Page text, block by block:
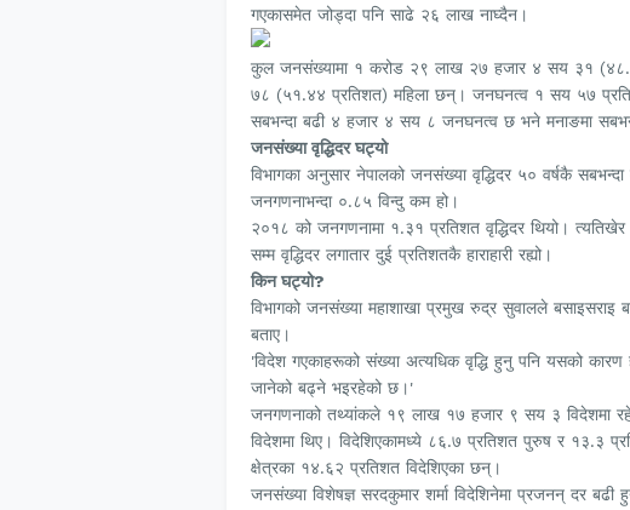
गएकासमेत जोड्दा पनि साढे २६ लाख नाघ्दैन।
कुल जनसंख्यामा १ करोड २९ लाख २७ हजार ४ सय ३१
७८ (५१.४४ प्रतिशत) महिला छन्। जनघनत्व १ सय ५७ प्रति
सबभन्दा बढी ४ हजार ४ सय ८ जनघनत्व छ भने मनाङमा
जनसंख्या वृद्धिदर घट्यो
विभागका अनुसार नेपालको जनसंख्या वृद्धिदर ५० वर्षकै
जनगणनाभन्दा ०.८५ विन्दु कम हो।
२०१८ को जनगणनामा १.३१ प्रतिशत वृद्धिदर थियो।
सम्म वृद्धिदर लगातार दुई प्रतिशतकै हाराहारी रह्यो।
किन घट्यो?
विभागको जनसंख्या महाशाखा प्रमुख रुद्र सुवालले
बताए।
'विदेश गएकाहरूको संख्या अत्यधिक वृद्धि हुनु पनि यसको
जानेको बढ्ने भइरहेको छ।'
जनगणनाको तथ्यांकले १९ लाख १७ हजार ९ सय ३ विदेशमा
विदेशमा थिए। विदेशिएकामध्ये ८६.७ प्रतिशत पुरुष र १३.३
क्षेत्रका १४.६२ प्रतिशत विदेशिएका छन्।
जनसंख्या विशेषज्ञ सरदकुमार शर्मा विदेशिनेमा प्रजनन् दर